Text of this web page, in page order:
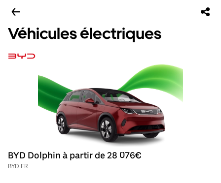
Véhicules électriques
BYD Dolphin à partir de 28 076€
BYD FR